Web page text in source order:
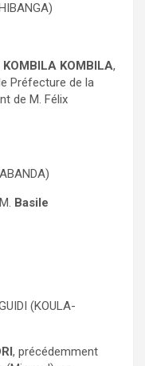
KOMBILA,
Préfecture de la
de M. Félix
Basile
(KOULA-
, précédemment